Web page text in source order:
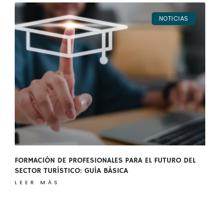
NOTICIAS
FORMACIÓN DE PROFESIONALES PARA EL FUTURO DEL
SECTOR TURÍSTICO: GUÍA BÁSICA
LEER MÁS